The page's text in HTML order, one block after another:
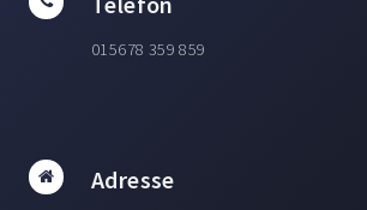
015678 359 859
Adresse